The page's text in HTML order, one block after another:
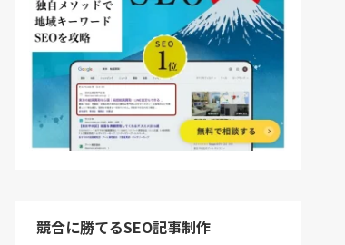
競合に勝てるSEO記事制作